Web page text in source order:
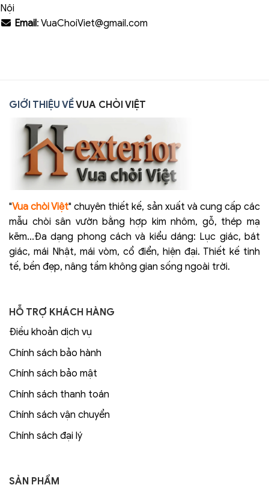
Nội
Email: VuaChoiViet@gmail.com
GIỚI THIỆU VỀVUA CHÒI VIỆT
"Vua chòi Việt" chuyên thiết kế, sản xuất và cung cấp các
mẫu chòi sân vườn bằng hợp kim nhôm, gỗ, thép mạ
kẽm...Đa dạng phong cách và kiểu dáng: Lục giác, bát
giác, mái Nhật, mái vòm, cổ điển, hiện đại. Thiết kế tinh
tế, bền đẹp, nâng tầm không gian sống ngoài trời.
HỖ TRỢ KHÁCH HÀNG
Điều khoản dịch vụ
Chính sách bảo hành
Chính sách bảo mật
Chính sách thanh toán
Chính sách vận chuyển
Chính sách đại lý
SẢN PHẨM